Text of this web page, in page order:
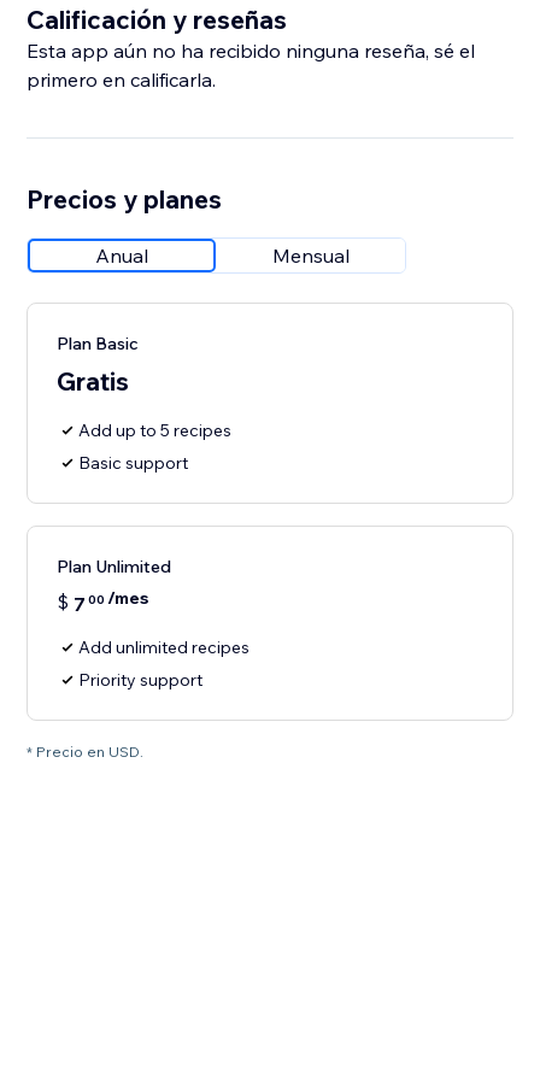
Calificación y reseñas
Esta app aún no ha recibido ninguna reseña, sé el
primero en calificarla.
Precios y planes
Anual Mensual
Plan Basic
Gratis
Add up to 5 recipes
Basic support
Plan Unlimited
$ 7 00 /mes
Add unlimited recipes
Priority support
* Precio en USD.